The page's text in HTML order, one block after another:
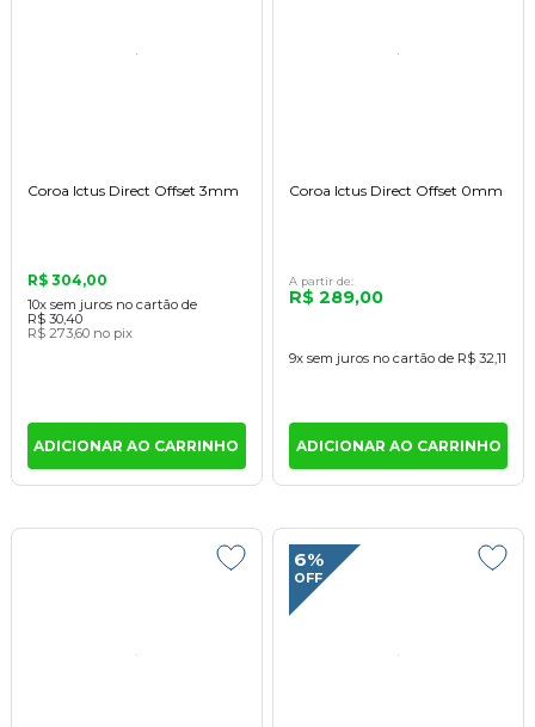
Coroa Ictus Direct Offset 3mm
R$ 304,00
10x sem juros no cartãode
R$ 30,40
R$ 273,60 no pix
ADICIONAR AO CARRINHO
Coroa Ictus Direct Offset 0mm
A partir de:
R$ 289,00
9x sem juros no cartão de R$ 32,11
ADICIONAR AO CARRINHO
6%
OFF